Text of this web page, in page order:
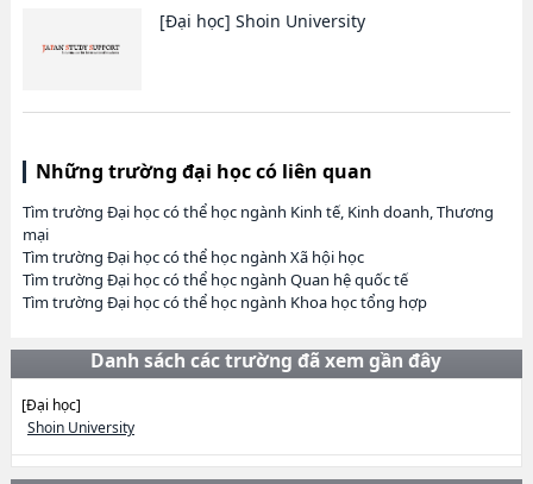
[Đại học] Shoin University
Những trường đại học có liên quan
Tìm trường Đại học có thể học ngành Kinh tế, Kinh doanh, Thương
mại
Tìm trường Đại học có thể học ngành Xã hội học
Tìm trường Đại học có thể học ngành Quan hệ quốc tế
Tìm trường Đại học có thể học ngành Khoa học tổng hợp
Danh sách các trường đã xem gần đây
[Đại học]
Shoin University